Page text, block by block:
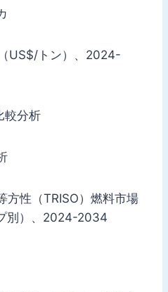
US$/トン）、2024-
較分析
方性（TRISO）燃料市場
別）、2024-2034